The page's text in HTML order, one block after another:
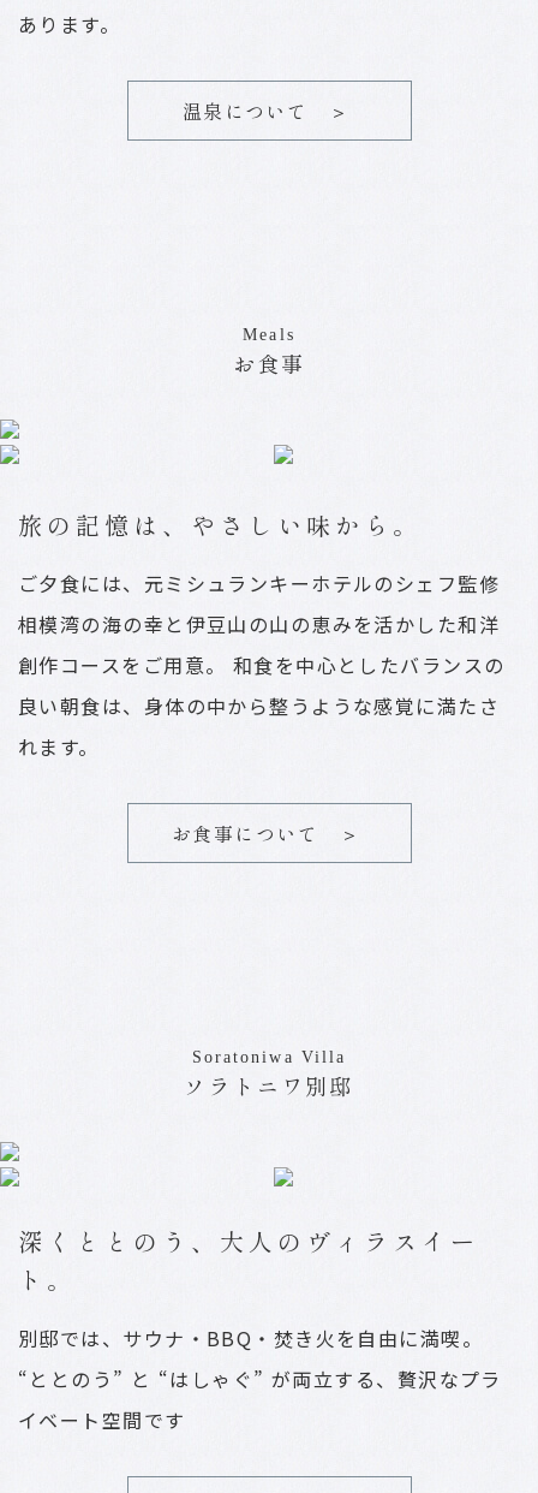
あります。
温泉について ＞
Meals
お食事
旅の記憶は、やさしい味から。
ご夕食には、元ミシュランキーホテルのシェフ監修
相模湾の海の幸と伊豆山の山の恵みを活かした和洋
創作コースをご用意。
和食を中心としたバランスの
良い朝食は、身体の中から整うような感覚に満たさ
れます。
お食事について ＞
Soratoniwa Villa
ソラトニワ別邸
深くととのう、大人のヴィラスイー
ト。
別邸では、サウナ・BBQ・焚き火を自由に満喫。
“ととのう” と “はしゃぐ” が両立する、贅沢なプラ
イベート空間です